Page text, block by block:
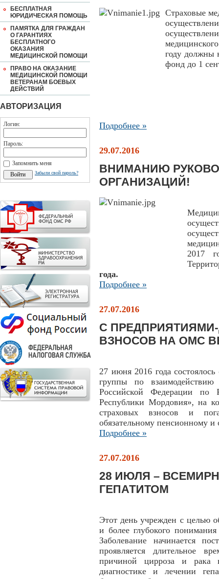
БЕСПЛАТНАЯ
ЮРИДИЧЕСКАЯ ПОМОЩЬ
ПАМЯТКА ДЛЯ ГРАЖДАН
О ГАРАНТИЯХ
БЕСПЛАТНОГО
ОКАЗАНИЯ
МЕДИЦИНСКОЙ ПОМОЩИ
ПРАВО НА ОКАЗАНИЕ
МЕДИЦИНСКОЙ ПОМОЩИ
ВЕТЕРАНАМ БОЕВЫХ
ДЕЙСТВИЙ
АВТОРИЗАЦИЯ
Логин:
Пароль:
Запомнить меня
Забыли свой пароль?
Страховые
году должны
фонд до 1
Подробнее »
29.07.2016
ВНИМАНИЮ
ОРГАНИЗАЦИЙ!
2017
года.
Подробнее »
27.07.2016
С
ВЗНОСОВ НА ОМС
27 июня 2016 года состоялось
группы по
Российской Федерации
Республики Мордовия», на
страховых взносов и
обязательному пенсионному
Подробнее »
27.07.2016
28 ИЮЛЯ –
ГЕПАТИТОМ
Этот день учрежден с целью
и более глубокого
Заболевание начинается
проявляется длительное
причиной цирроза и рака
диагностике и лечении